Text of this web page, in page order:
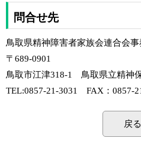
問合せ先
鳥取県精神障害者家族会連合会事
〒689-0901
鳥取市江津318-1 鳥取県立精神
TEL:0857-21-3031 FAX：0857-
戻る